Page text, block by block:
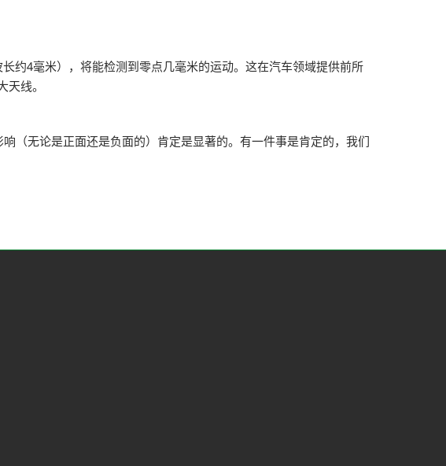
约4毫米），将能检测到零点几毫米的运动。这在汽车领域提供前所
线。
（无论是正面还是负面的）肯定是显著的。有一件事是肯定的，我们